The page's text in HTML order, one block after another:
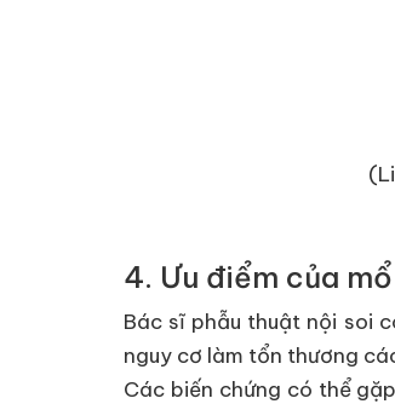
4. Ưu điểm của
Bác sĩ phẫu thuật nội soi
nguy cơ làm tổn thương
Các biến chứng có thể